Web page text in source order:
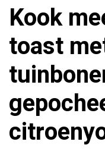
Kook
toast